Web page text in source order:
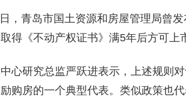
，青岛市国土资源和房屋管理局曾
得《不动产权证书》满5年后方可上
心研究总监严跃进表示，上述规则
购房的一个典型代表。类似政策也